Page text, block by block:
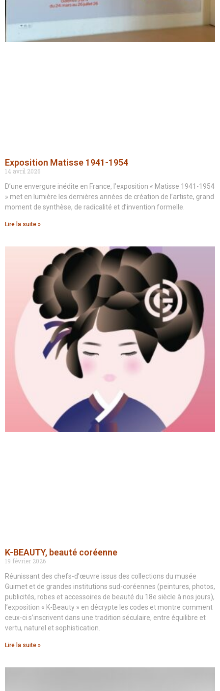
Exposition Matisse 1941-1954
14 avril 2026
D’une envergure inédite en France, l’exposition « Matisse 1941-1954
» met en lumière les dernières années de création de l’artiste, grand
moment de synthèse, de radicalité et d’invention formelle.
Lire la suite »
K-BEAUTY, beauté coréenne
19 février 2026
Réunissant des chefs-d’œuvre issus des collections du musée
Guimet et de grandes institutions sud-coréennes (peintures, photos,
publicités, robes et accessoires de beauté du 18e siècle à nos jours),
l’exposition « K-Beauty » en décrypte les codes et montre comment
ceux-ci s’inscrivent dans une tradition séculaire, entre équilibre et
vertu, naturel et sophistication.
Lire la suite »